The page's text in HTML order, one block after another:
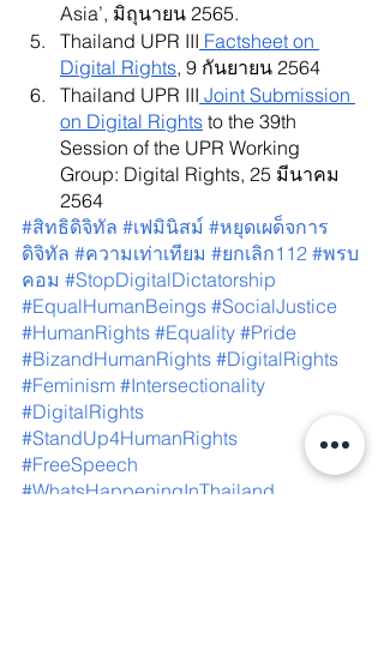
Asia’, มิถุนายน 2565.
Thailand UPR III Factsheet on
Digital Rights, 9 กันยายน 2564
Thailand UPR III Joint Submission
on Digital Rights to the 39th
Session of the UPR Working
Group: Digital Rights, 25 มีนาคม
2564
#สิทธิดิจิทัล #เฟมินิสม์ #หยุดเผด็จการ
ดิจิทัล #ความเท่าเทียม #ยกเลิก112 #พรบ
คอม #StopDigitalDictatorship
#EqualHumanBeings #SocialJustice
#HumanRights #Equality #Pride
#BizandHumanRights #DigitalRights
#Feminism #Intersectionality
#DigitalRights
#StandUp4HumanRights
#FreeSpeech
#WhatsHappeningInThailand